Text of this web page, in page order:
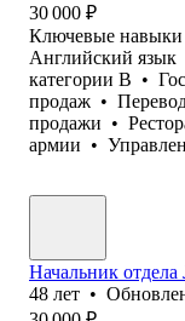
30 000 ₽
Ключевые навыки
Английский язык
категории B •
продаж •
продажи •
армии •
Начальник отдела
48 лет •